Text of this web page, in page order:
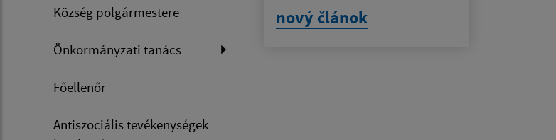
Község polgármestere
Önkormányzati tanács
Főellenőr
Antiszociális tevékenységek
nový článok